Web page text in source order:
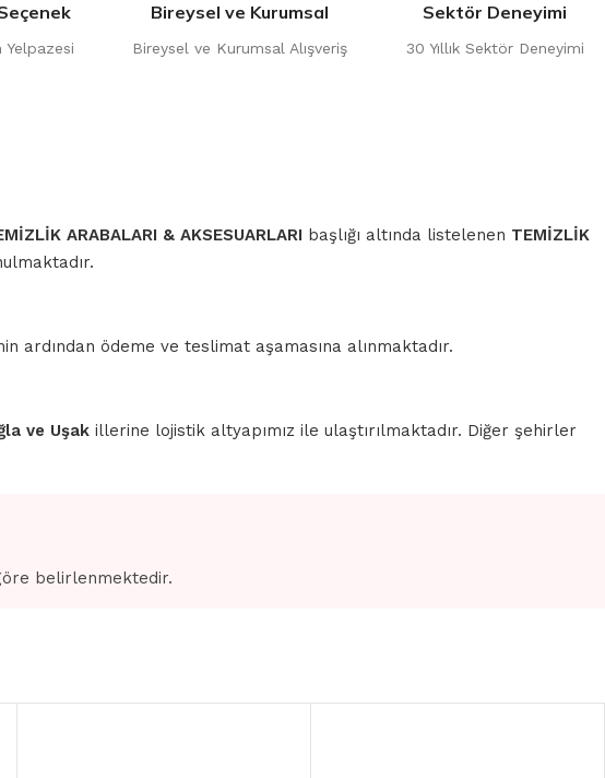
Seçenek
Yelpazesi
Bireysel ve Kurumsal
Bireysel ve Kurumsal Alışveriş
Sektör Deneyimi
30 Yıllık Sektör Deneyimi
ARABALARI & AKSESUARLARI başlığı altında listelenen TEMİZLİK
ödeme ve teslimat aşamasına alınmaktadır.
ve Uşak illerine lojistik altyapımız ile ulaştırılmaktadır. Diğer şehirler
belirlenmektedir.